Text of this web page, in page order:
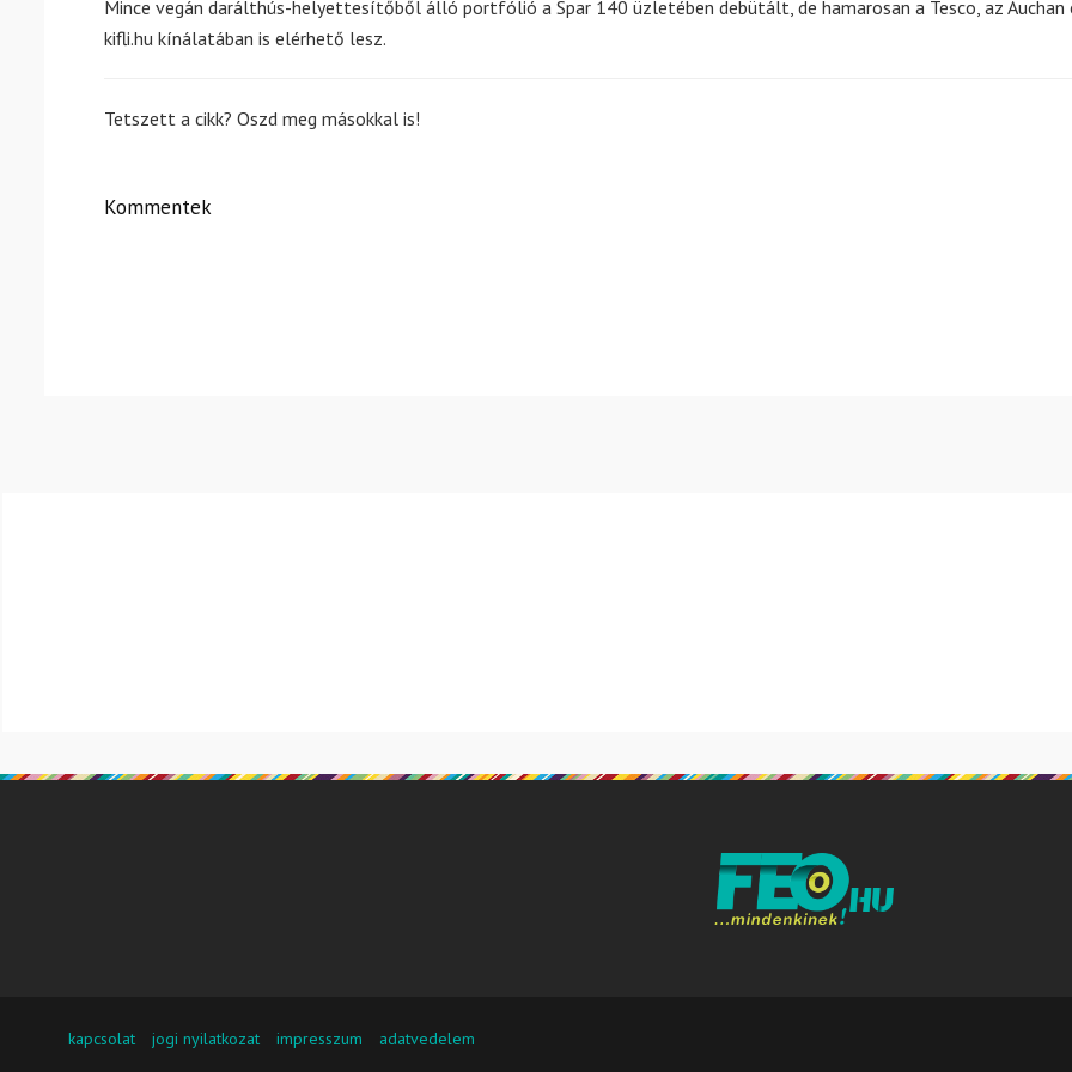
Adatkezelési tájékoztató
Mince vegán darálthús-helyettesítőből álló portfólió a Spar 140 üzletében debütált, de hamarosan a Tesco, az Auchan
kifli.hu kínálatában is elérhető lesz.
Tetszett a cikk? Oszd meg másokkal is!
Kommentek
kapcsolat jogi nyilatkozat impresszum adatvedelem